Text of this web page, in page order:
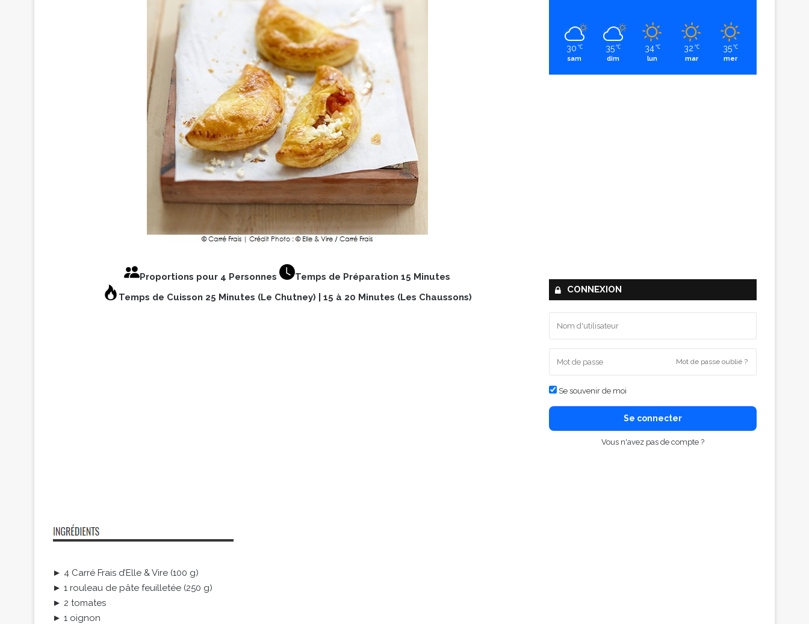
Proportions pour 4 Personnes
Temps de Préparation 15 Minutes
Temps de Cuisson 25 Minutes (Le Chutney) | 15 à 20 Minutes (Les Chaussons)
► 4 Carré Frais d’Elle & Vire (100 g)
► 1 rouleau de pâte feuilletée (250 g)
► 2 tomates
► 1 oignon
30 ℃
sam
35 ℃
dim
34 ℃
lun
32 ℃
mar
35 ℃
mer
CONNEXION
Mot de passe oublié ?
Se souvenir de moi
Se connecter
Vous n'avez pas de compte ?